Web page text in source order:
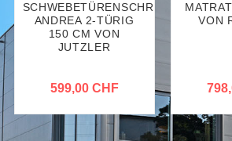
SCHWEBETÜRENSCHRANK
ANDREA 2-TÜRIG
150 CM VON
JUTZLER
599,00 CHF
VON